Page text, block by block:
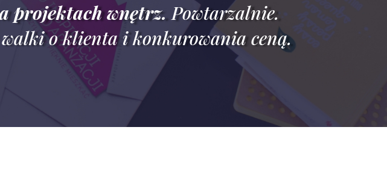
projektach wnętrz.Powtarzalnie.
o klienta i konkurowania ceną.